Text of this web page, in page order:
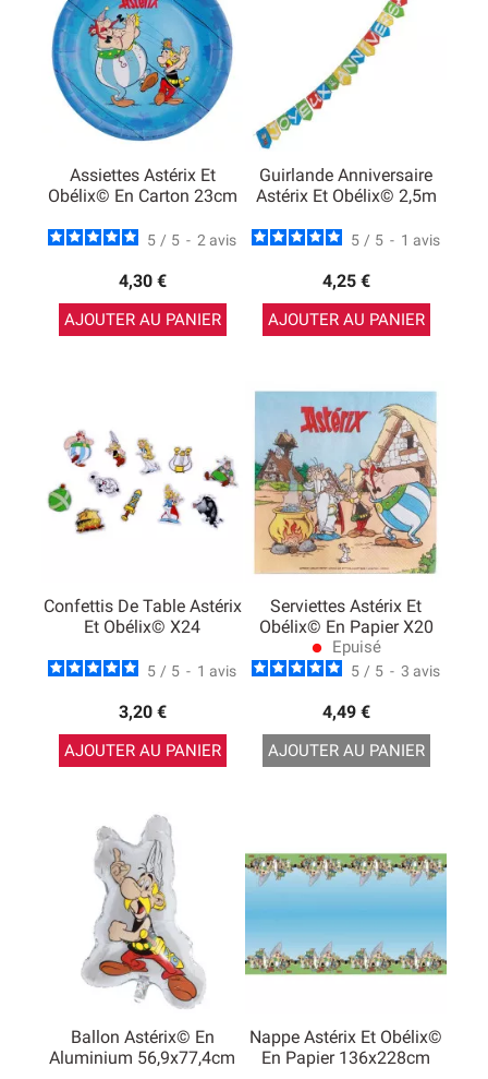
Assiettes Astérix Et
Obélix© En Carton 23cm
5 / 5 - 2 avis
4,30 €
AJOUTER AU PANIER
Guirlande Anniversaire
Astérix Et Obélix© 2,5m
5 / 5 - 1 avis
4,25 €
AJOUTER AU PANIER
Confettis De Table Astérix
Et Obélix© X24
5 / 5 - 1 avis
3,20 €
AJOUTER AU PANIER
Serviettes Astérix Et
Obélix© En Papier X20
lens Epuisé
5 / 5 - 3 avis
4,49 €
AJOUTER AU PANIER
Ballon Astérix© En
Aluminium 56,9x77,4cm
Nappe Astérix Et Obélix©
En Papier 136x228cm